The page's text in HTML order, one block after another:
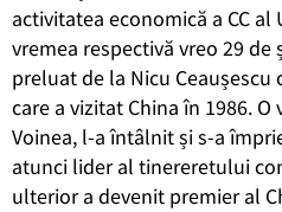
activitatea economică a CC al
vremea respectivă vreo 29 de
preluat de la Nicu
care a vizitat China în 1986.
Voinea, l-a întâlnit și s-a
atunci lider al tinereretului
ulterior a devenit premier al